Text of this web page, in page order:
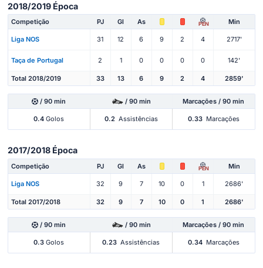
2018/2019 Época
Competição PJ Gl As PEN Min
Liga NOS 31 12 6 9 2 4 2717'
Taça de Portugal 2 1 0 0 0 0 142'
Total 2018/2019 33 13 6 9 2 4 2859'
/ 90 min / 90 min Marcações / 90 min
0.4 Golos 0.2 Assistências 0.33 Marcações
2017/2018 Época
Competição PJ Gl As PEN Min
Liga NOS 32 9 7 10 0 1 2686'
Total 2017/2018 32 9 7 10 0 1 2686'
/ 90 min / 90 min Marcações / 90 min
0.3 Golos 0.23 Assistências 0.34 Marcações